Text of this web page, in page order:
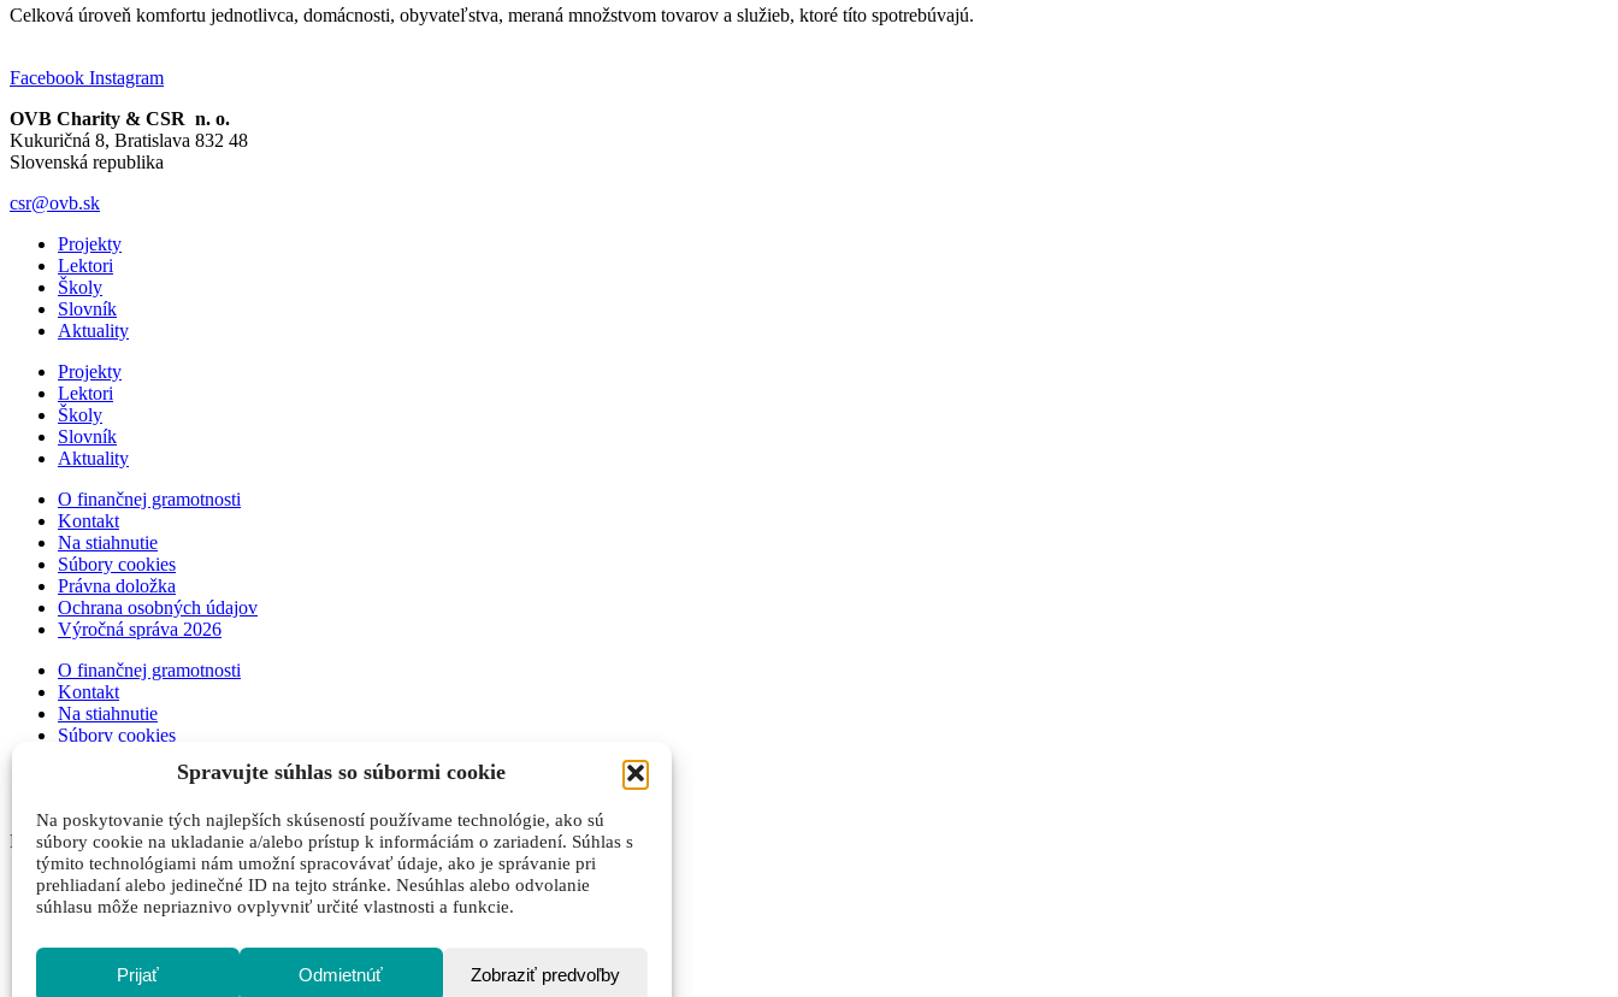
Spravujte súhlas so súbormi cookie
Na poskytovanie tých najlepších skúseností používame technológie, ako sú
súbory cookie na ukladanie a/alebo prístup k informáciám o zariadení. Súhlas s
týmito technológiami nám umožní spracovávať údaje, ako je správanie pri
prehliadaní alebo jedinečné ID na tejto stránke. Nesúhlas alebo odvolanie
súhlasu môže nepriaznivo ovplyvniť určité vlastnosti a funkcie.
Prijať Odmietnúť Zobraziť predvoľby
Celková úroveň komfortu jednotlivca, domácnosti, obyvateľstva, meraná množstvom tovarov a služieb, ktoré títo spotrebúvajú.
Facebook Instagram
OVB Charity & CSR n. o.
Kukuričná 8, Bratislava 832 48
Slovenská republika
csr@ovb.sk
Projekty
Lektori
Školy
Slovník
Aktuality
Projekty
Lektori
Školy
Slovník
Aktuality
O finančnej gramotnosti
Kontakt
Na stiahnutie
Súbory cookies
Právna doložka
Ochrana osobných údajov
Výročná správa 2026
O finančnej gramotnosti
Kontakt
Na stiahnutie
Súbory cookies
Ochrana osobných údajov
Portál pre lektorov
Som certifikovaný lektor
Som lektor hry Finančná sloboda (kupec)
Som lektor hry Moja família
Som certifikovaný lektor